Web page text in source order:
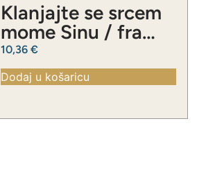
Klanjajte se srcem
mome Sinu / fra
Slavko Barbarić
10,36 €
Dodaj u košaricu